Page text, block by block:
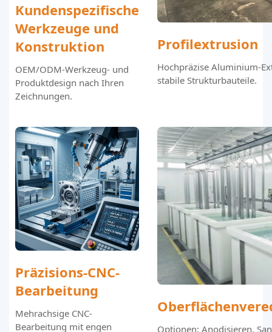
Kundenspezifische
Werkzeuge und
Konstruktion
OEM/ODM-Werkzeug- und
Produktdesign nach Ihren
Zeichnungen.
Profilextrusion
Hochpräzise Aluminium-
stabile Strukturbauteile.
Präzisions-CNC-
Bearbeitung
Mehrachsige CNC-
Bearbeitung mit engen
Optionen: Anodisieren,